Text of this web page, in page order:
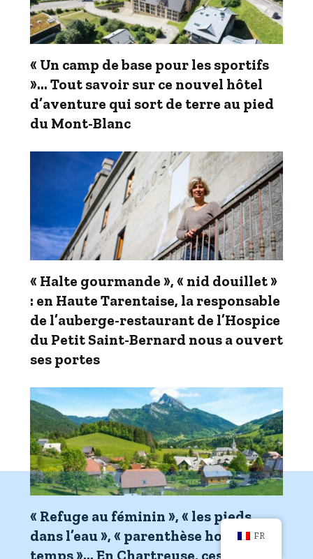
« Un camp de base pour les sportifs
»… Tout savoir sur ce nouvel hôtel
d’aventure qui sort de terre au pied
du Mont-Blanc
« Halte gourmande », « nid douillet »
: en Haute Tarentaise, la responsable
de l’auberge-restaurant de l’Hospice
du Petit Saint-Bernard nous a ouvert
ses portes
« Refuge au féminin », « les pieds
dans l’eau », « parenthèse hors du
temps »… En Chartreuse, ces cinq
FR